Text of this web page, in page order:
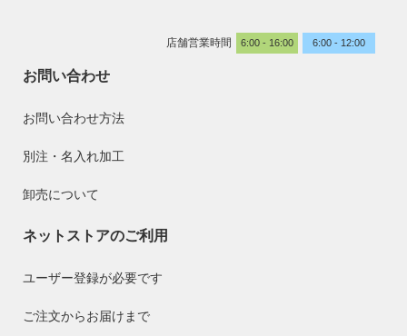
店舗営業時間 6:00 - 16:00 6:00 - 12:00
お問い合わせ
お問い合わせ方法
別注・名入れ加工
卸売について
ネットストアのご利用
ユーザー登録が必要です
ご注文からお届けまで